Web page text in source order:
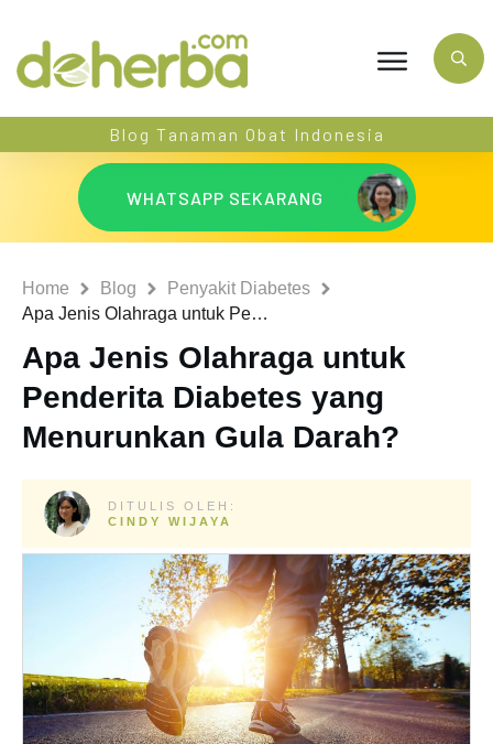
Blog Tanaman Obat Indonesia
WHATSAPP SEKARANG
Home Blog
Penyakit Diabetes
Apa Jenis Olahraga untuk Penderita Diabetes yang Menurunkan Gula Darah?
Apa Jenis Olahraga untuk
Penderita Diabetes yang
Menurunkan Gula Darah?
DITULIS OLEH:
CINDY WIJAYA